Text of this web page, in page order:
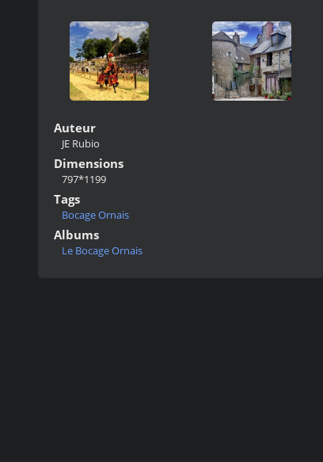
Auteur
JE Rubio
Dimensions
797*1199
Tags
Bocage Ornais
Albums
Le Bocage Ornais